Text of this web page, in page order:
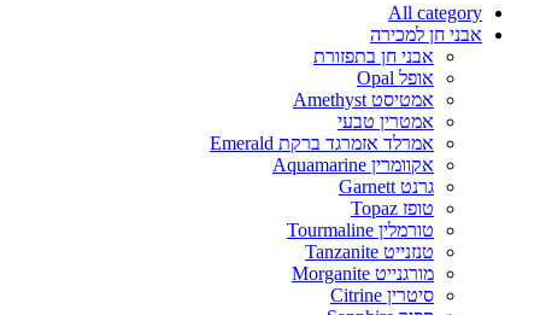
All category
אבני חן למכירה
אבני חן בתפזורת
אופל Opal
אמטיסט Amethyst
אמטרין טבעי
אמרלד אזמרגד ברקת Emerald
אקוומרין Aquamarine
גרנט Garnett
טופז Topaz
טורמלין Tourmaline
טנזנייט Tanzanite
מורגנייט Morganite
סיטרין Citrine